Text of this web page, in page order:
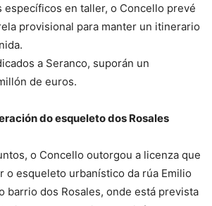
específicos en taller, o Concello prevé
provisional para manter un itinerario
a Seranco, suporán un
de euros.
do esqueleto dos Rosales
o Concello outorgou a licenza que
o esqueleto urbanístico da rúa Emilio
barrio dos Rosales, onde está prevista